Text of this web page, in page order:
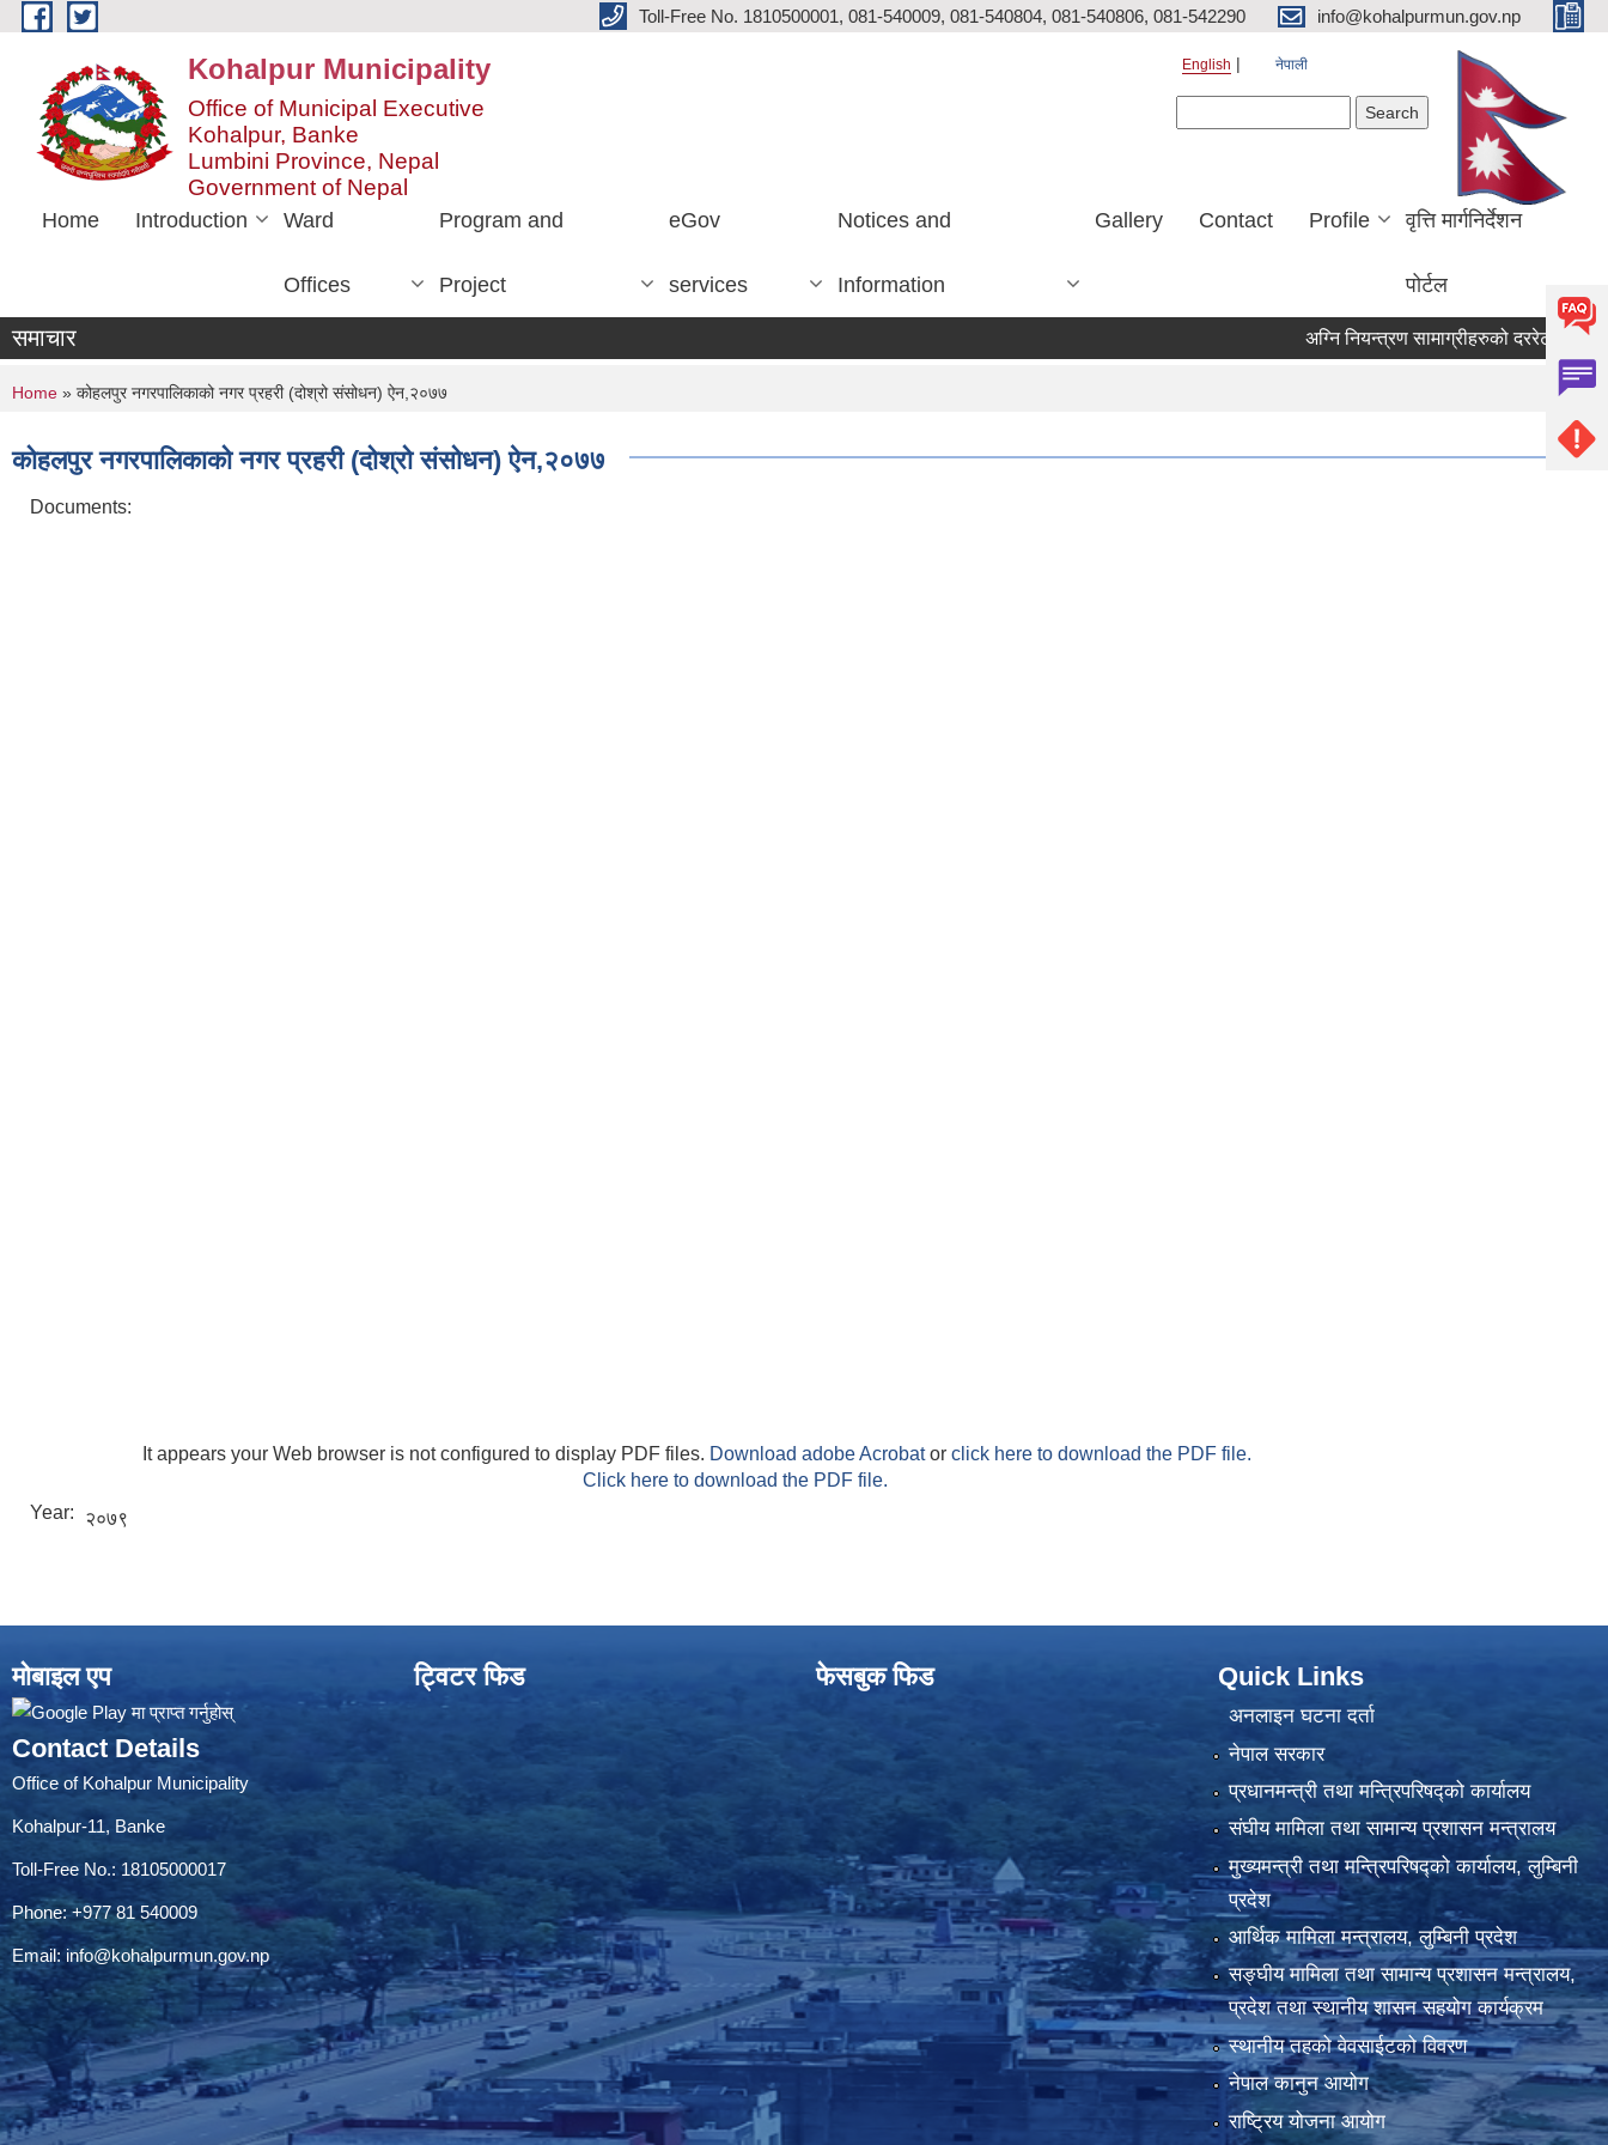
Skip to main content Toll-Free No. 1810500001, 081-540009, 081-540804, 081-540806, 081-542290 info@kohalpurmun.gov.np
Kohalpur Municipality
Office of Municipal Executive
Kohalpur, Banke
Lumbini Province, Nepal
Government of Nepal
English नेपाली
Home Introduction Ward
Offices
Program and
Project
eGov
services
Notices and
Information
Gallery Contact Profile वृत्ति मार्गनिर्देशन
पोर्टल
समाचार
You are here
Home » कोहलपुर नगरपालिकाको नगर प्रहरी (दोश्रो संसोधन) ऐन,२०७७
कोहलपुर नगरपालिकाको नगर प्रहरी (दोश्रो संसोधन) ऐन,२०७७
Documents:
It appears your Web browser is not configured to display PDF files. Download adobe Acrobator click here to download the PDF file.
Click here to download the PDF file.
Year:
२०७९
मोबाइल एप
Contact Details
Office of Kohalpur Municipality
Kohalpur-11, Banke
Toll-Free No.: 18105000017
Phone: +977 81 540009
Email: info@kohalpurmun.gov.np
ट्विटर फिड फेसबुक फिड Quick Links
अनलाइन घटना दर्ता
नेपाल सरकार
प्रधानमन्त्री तथा मन्त्रिपरिषद्को कार्यालय
संघीय मामिला तथा सामान्य प्रशासन मन्त्रालय
मुख्यमन्त्री तथा मन्त्रिपरिषद्को कार्यालय, लुम्बिनी
प्रदेश
आर्थिक मामिला मन्त्रालय, लुम्बिनी प्रदेश
सङ्घीय मामिला तथा सामान्य प्रशासन मन्त्रालय,
प्रदेश तथा स्थानीय शासन सहयोग कार्यक्रम
स्थानीय तहको वेवसाईटको विवरण
नेपाल कानुन आयोग
राष्ट्रिय योजना आयोग